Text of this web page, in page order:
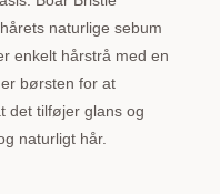
naturlige sebum
enkelt hårstrå med en
børsten for at
det tilføjer glans og
naturligt hår.